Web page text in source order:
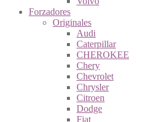
Forzadores
Originales
Audi
Caterpillar
CHEROKEE
Chery
Chevrolet
Chrysler
Citroen
Dodge
Fiat